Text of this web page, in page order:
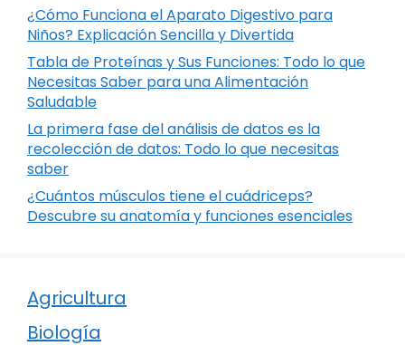
¿Cómo Funciona el Aparato Digestivo para
Niños? Explicación Sencilla y Divertida
Tabla de Proteínas y Sus Funciones: Todo lo que
Necesitas Saber para una Alimentación
Saludable
La primera fase del análisis de datos es la
recolección de datos: Todo lo que necesitas
saber
¿Cuántos músculos tiene el cuádriceps?
Descubre su anatomía y funciones esenciales
Agricultura
Biología